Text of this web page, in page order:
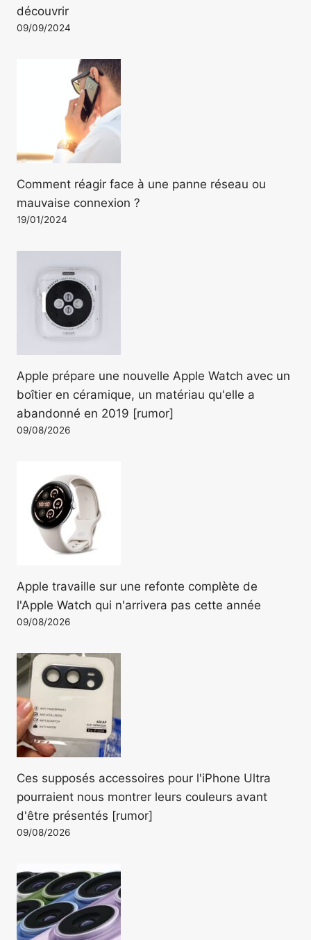
découvrir
09/09/2024
Comment réagir face à une panne réseau ou
mauvaise connexion ?
19/01/2024
Apple prépare une nouvelle Apple Watch avec un
boîtier en céramique, un matériau qu'elle a
abandonné en 2019 [rumor]
09/08/2026
Apple travaille sur une refonte complète de
l'Apple Watch qui n'arrivera pas cette année
09/08/2026
Ces supposés accessoires pour l'iPhone Ultra
pourraient nous montrer leurs couleurs avant
d'être présentés [rumor]
09/08/2026